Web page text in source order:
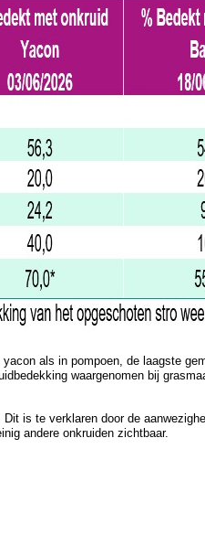
als in pompoen, de laagste
waargenomen bij
is te verklaren door de
andere onkruiden zichtbaar.